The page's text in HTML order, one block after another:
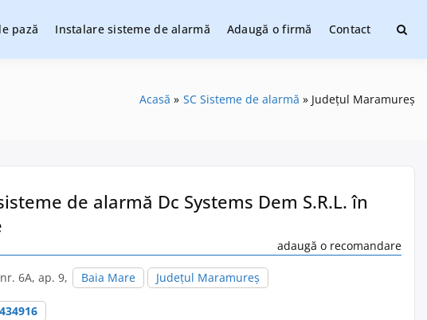
de securitate
pază Instalare sisteme de alarmă Adaugă o firmă Contact
Acasă SC Sisteme de alarmă Județul Maramureș
de alarmă Dc Systems Dem S.R.L. în
adaugă o recomandare
6A, ap. 9, Baia Mare Județul Maramureș